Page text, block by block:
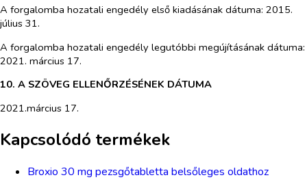
A forgalomba hozatali engedély első kiadásának dátuma: 2015.
július 31.
A forgalomba hozatali engedély legutóbbi megújításának dátuma:
2021. március 17.
10. A SZÖVEG ELLENŐRZÉSÉNEK DÁTUMA
2021.március 17.
Kapcsolódó termékek
Broxio 30 mg pezsgőtabletta belsőleges oldathoz